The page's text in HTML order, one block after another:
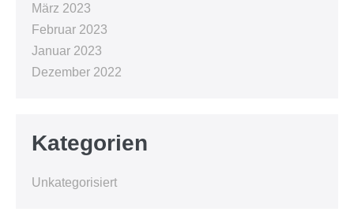
März 2023
Februar 2023
Januar 2023
Dezember 2022
Kategorien
Unkategorisiert